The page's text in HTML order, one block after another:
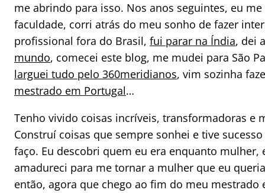
me abrindo para isso. Nos anos seguintes, eu
faculdade, corri atrás do meu sonho de fazer
profissional fora do Brasil, fui parar na Índia, dei
mundo, comecei este blog, me mudei para São
larguei tudo pelo 360meridianos, vim sozinha
mestrado em Portugal…
Tenho vivido coisas incríveis, transformadoras e
Construí coisas que sempre sonhei e tive
faço. Eu descobri quem eu era enquanto mulher,
amadureci para me tornar a mulher que eu
então, agora que chego ao fim do meu mestrado